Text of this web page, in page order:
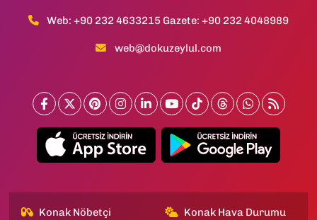
Web: +90 232 4633215 Gazete: +90 232 4048989
web@dokuzeylul.com
Konak Nöbetçi
Konak Hava Durumu